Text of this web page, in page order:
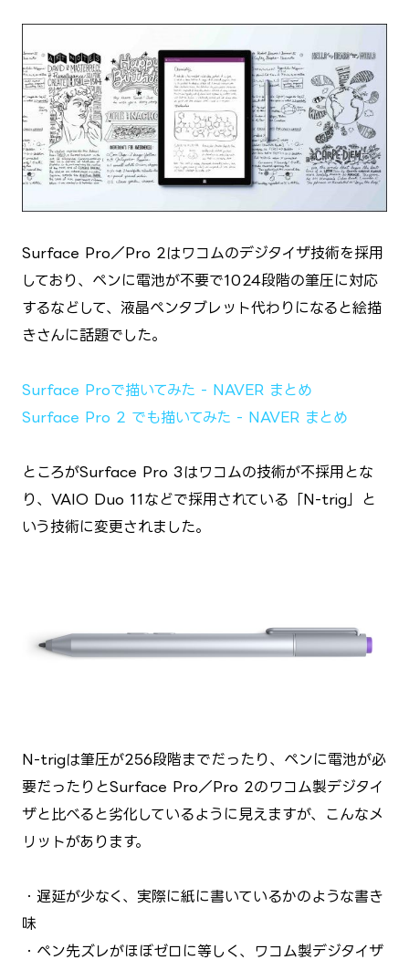
Surface Pro／Pro 2はワコムのデジタイザ技術を採用
しており、ペンに電池が不要で1024段階の筆圧に対応
するなどして、液晶ペンタブレット代わりになると絵描
きさんに話題でした。
Surface Proで描いてみた - NAVER まとめ
Surface Pro 2 でも描いてみた - NAVER まとめ
ところがSurface Pro 3はワコムの技術が不採用とな
り、VAIO Duo 11などで採用されている「N-trig」と
いう技術に変更されました。
N-trigは筆圧が256段階までだったり、ペンに電池が必
要だったりとSurface Pro／Pro 2のワコム製デジタイ
ザと比べると劣化しているように見えますが、こんなメ
リットがあります。
・遅延が少なく、実際に紙に書いているかのような書き
味
・ペン先ズレがほぼゼロに等しく、ワコム製デジタイザ